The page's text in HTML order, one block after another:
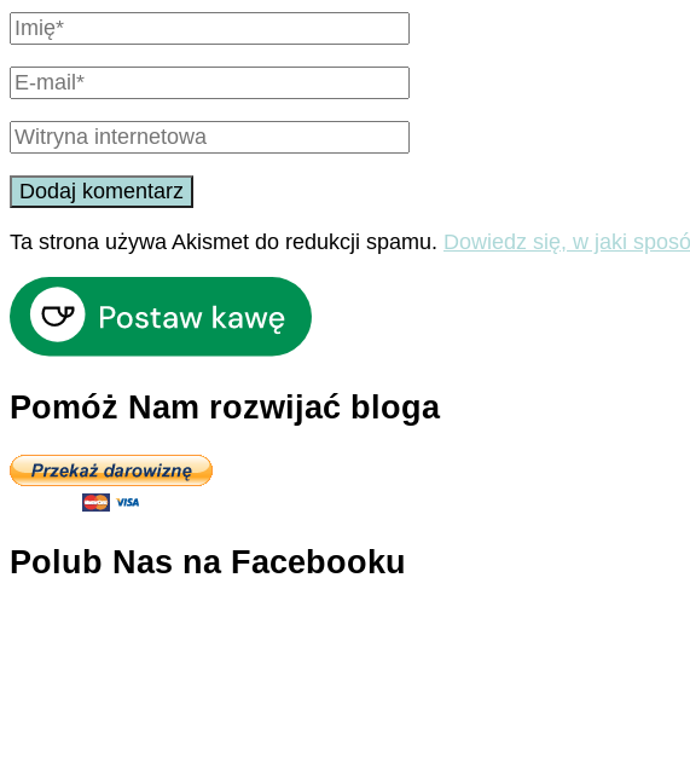
Ta strona używa Akismet do redukcji spamu. Dowiedz się, w jaki
Pomóż Nam rozwijać bloga
Polub Nas na Facebooku